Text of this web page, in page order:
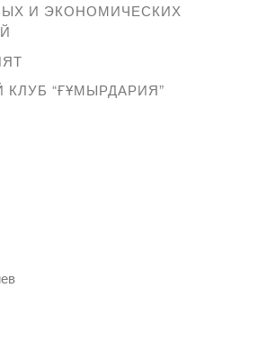
И ЭКОНОМИЧЕСКИХ
КЛУБ “ҒҰМЫРДАРИЯ”